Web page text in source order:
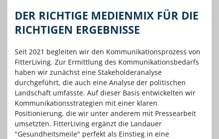
DER RICHTIGE MEDIENMIX FÜR DIE
RICHTIGEN ERGEBNISSE
Seit 2021 begleiten wir den Kommunikationsprozess von
FitterLiving. Zur Ermittlung des Kommunikationsbedarfs
haben wir zunächst eine Stakeholderanalyse
durchgeführt, die auch eine Analyse der politischen
Landschaft umfasste. Auf dieser Basis entwickelten wir
Kommunikationsstrategien mit einer klaren
Positionierung, die wir unter anderem mit Pressearbeit
umsetzten. FitterLiving ergänzt die Landauer
"Gesundheitsmeile" perfekt als Einstieg in eine